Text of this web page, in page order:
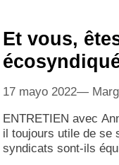
Et vous,
17 mayo 2022
ENTRETIEN avec
il toujours utile de se
syndicats sont-ils